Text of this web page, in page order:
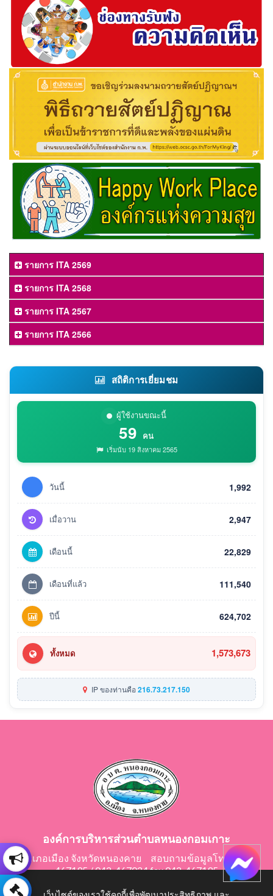
รายการ ITA 2569
รายการ ITA 2568
รายการ ITA 2567
รายการ ITA 2566
สถิติการเยี่ยมชม
ผู้ใช้งานขณะนี้
59 คน
เริ่มนับ 19 สิงหาคม 2565
วันนี้ 1,992
เมื่อวาน 2,947
เดือนนี้ 22,829
เดือนที่แล้ว 111,540
ปีนี้ 624,702
ทั้งหมด 1,573,673
IP ของท่านคือ216.73.217.150
องค์การบริหารส่วนตำบลหนองกอมเกาะ
อำเภอเมือง จังหวัดหนองคาย สอบถามข้อมูลโทร 042-
467195 / 042-467024 fax 042-467195
E-Mail: saraban@nongkomkor.go.th